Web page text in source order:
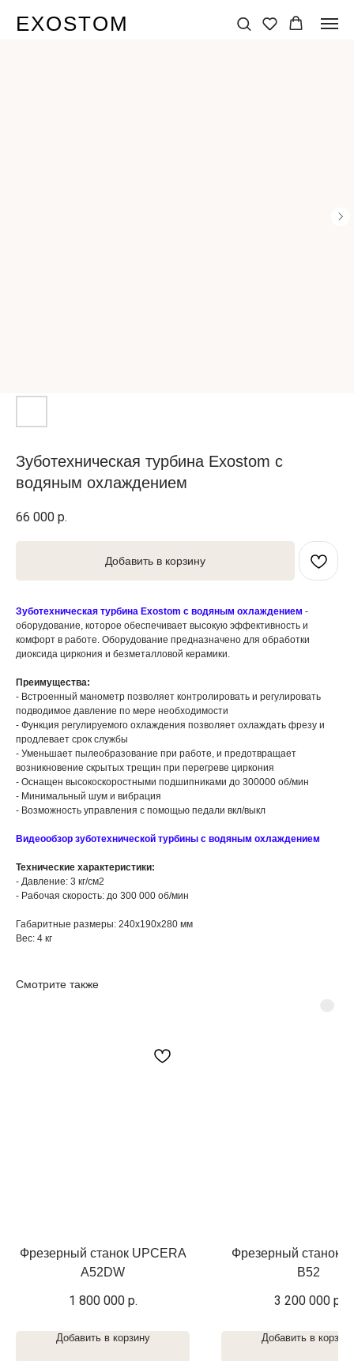
EXOSTOM
Зуботехническая турбина Exostom с
водяным охлаждением
66 000 р.
Добавить в корзину
Зуботехническая турбина Exostom с водяным охлаждением -
оборудование, которое обеспечивает высокую эффективность и
комфорт в работе. Оборудование предназначено для обработки
диоксида циркония и безметалловой керамики.
Преимущества:
- Встроенный манометр позволяет контролировать и регулировать
подводимое давление по мере необходимости
- Функция регулируемого охлаждения позволяет охлаждать фрезу и
продлевает срок службы
- Уменьшает пылеобразование при работе, и предотвращает
возникновение скрытых трещин при перегреве циркония
- Оснащен высокоскоростными подшипниками до 300000 об/мин
- Минимальный шум и вибрация
- Возможность управления с помощью педали вкл/выкл
Видеообзор зуботехнической турбины с водяным охлаждением
Технические характеристики:
- Давление: 3 кг/см2
- Рабочая скорость: до 300 000 об/мин
Габаритные размеры: 240х190х280 мм
Вес: 4 кг
Смотрите также
Фрезерный станок UPCERA
А52DW
1 800 000 р.
Добавить в корзину
Фрезерный станок
B52
3 200 000 р.
Добавить в